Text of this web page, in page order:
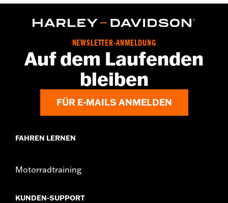
Felgendimension:18
Erfordert den separaten Erwerb eines
modellspezifischen Rad-Einbausatzes, eines
Schrauben-Satzes für Ritzel sowie von
Bremsscheiben-Befestigungsteilen. Weitere
Einzelheiten siehe Montageanleitung. Der Einbau
erfordert möglicherweise einen modellspezifischen
Reifen in der Radgröße.
NEWSLETTER-ANMELDUNG
Auf dem Laufenden
bleiben
FÜR E-MAILS ANMELDEN
FAHREN LERNEN
Motorradtraining
KUNDEN-SUPPORT